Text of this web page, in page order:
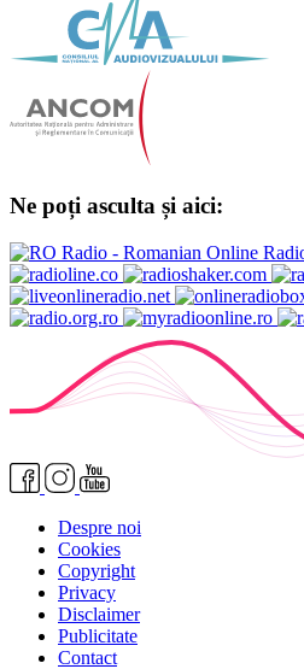
Ne poți asculta și aici:
Despre noi
Cookies
Copyright
Privacy
Disclaimer
Publicitate
Contact